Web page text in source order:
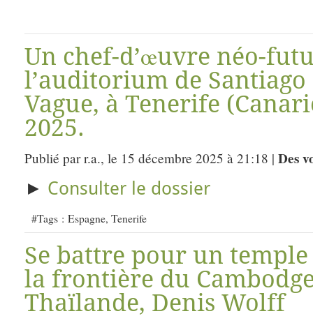
Un chef-d’œuvre néo-
l’auditorium de Santiago
Vague, à Tenerife
2025.
Publié par r.a., le 15 décembre 2025 à 21:18 | Des
► Consulter le dossier
#Tags : Espagne, Tenerife
Se battre pour un
la frontière du
Thaïlande, Denis Wolff